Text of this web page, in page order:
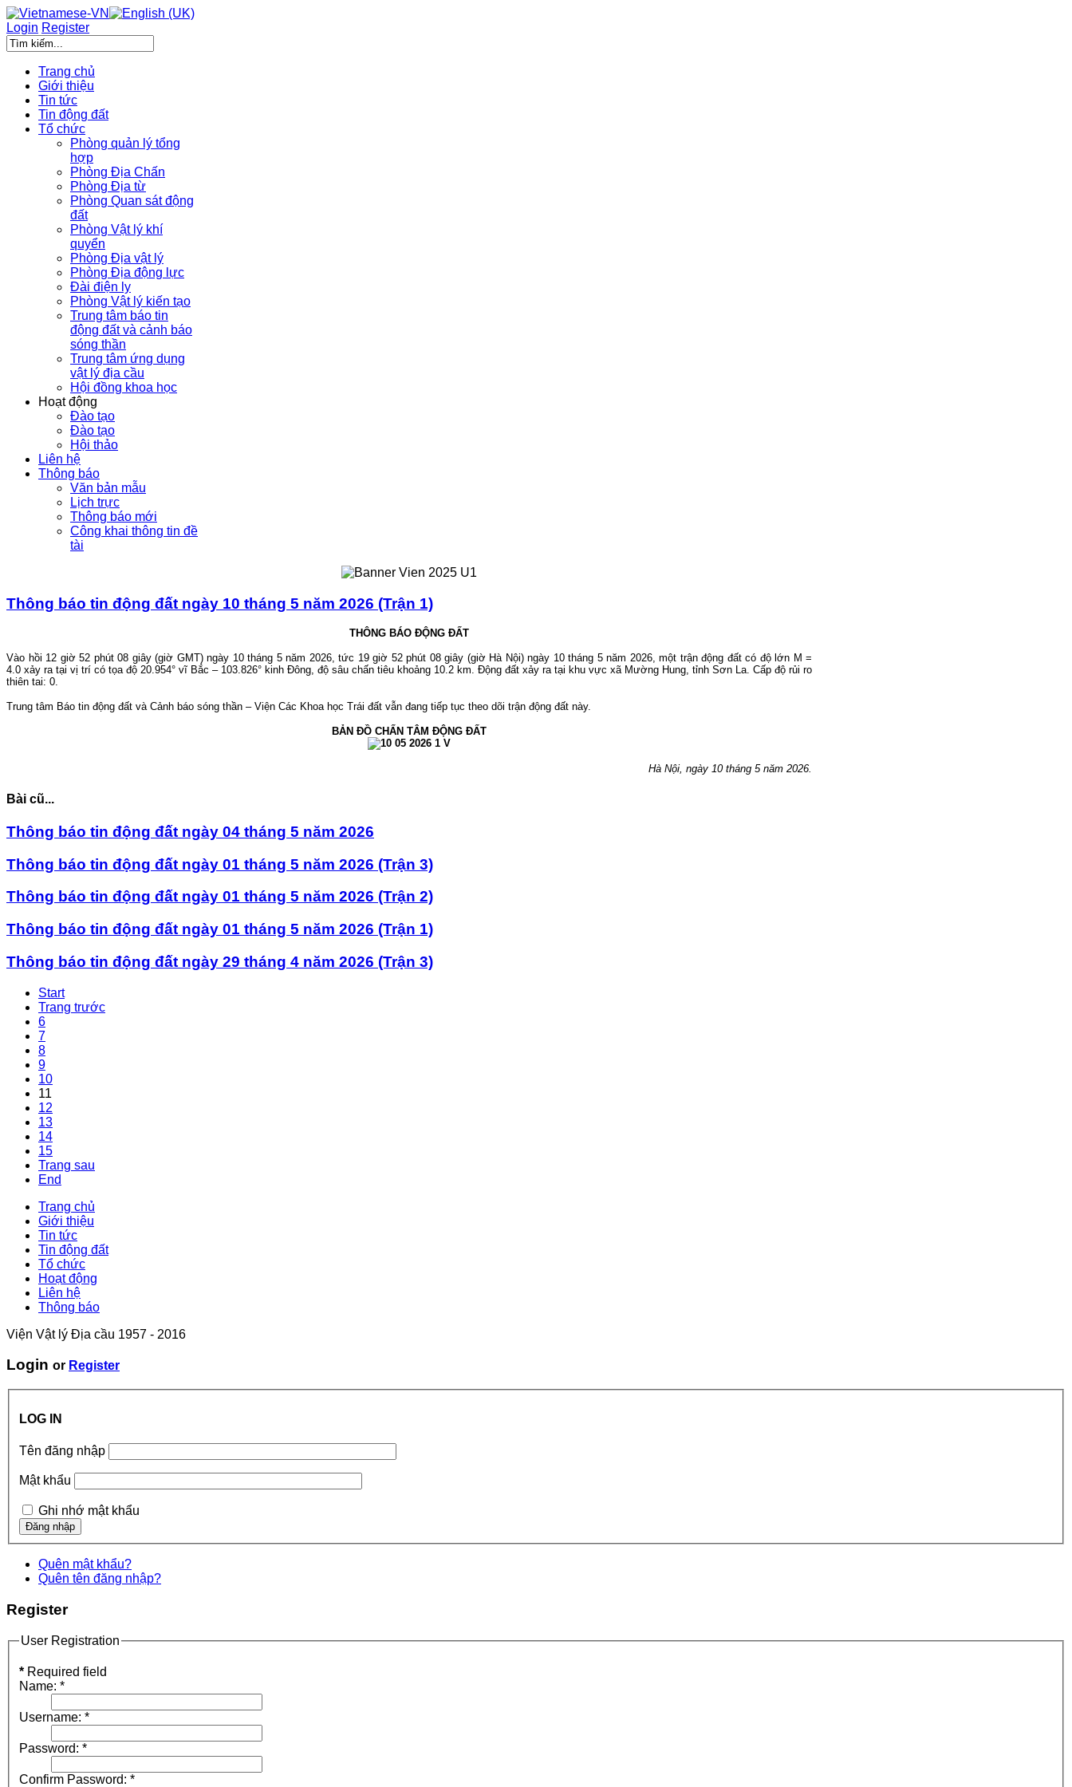
Login Register
Trang chủ
Giới thiệu
Tin tức
Tin động đất
Tổ chức
Phòng quản lý tổng
hợp
Phòng Địa Chấn
Phòng Địa từ
Phòng Quan sát động
đất
Phòng Vật lý khí
quyển
Phòng Địa vật lý
Phòng Địa động lực
Đài điện ly
Phòng Vật lý kiến tạo
Trung tâm báo tin
động đất và cảnh báo
sóng thần
Trung tâm ứng dụng
vật lý địa cầu
Hội đồng khoa học
Hoạt động
Đào tạo
Đào tạo
Hội thảo
Liên hệ
Thông báo
Văn bản mẫu
Lịch trực
Thông báo mới
Công khai thông tin đề
tài
Thông báo tin động đất ngày 10 tháng 5 năm 2026 (Trận 1)
THÔNG BÁO ĐỘNG ĐẤT
Vào hồi 12 giờ 52 phút 08 giây (giờ GMT) ngày 10 tháng 5 năm 2026, tức 19 giờ 52 phút 08 giây (giờ Hà Nội) ngày 10 tháng 5 năm 2026, một trận động đất có độ lớn M =
4.0 xảy ra tại vị trí có tọa độ 20.954° vĩ Bắc – 103.826° kinh Đông, độ sâu chấn tiêu khoảng 10.2 km. Động đất xảy ra tại khu vực xã Mường Hung, tỉnh Sơn La. Cấp độ rủi ro
thiên tai: 0.
Trung tâm Báo tin động đất và Cảnh báo sóng thần – Viện Các Khoa học Trái đất vẫn đang tiếp tục theo dõi trận động đất này.
BẢN ĐỒ CHẤN TÂM ĐỘNG ĐẤT
Hà Nội, ngày 10 tháng 5 năm 2026.
Bài cũ...
Thông báo tin động đất ngày 04 tháng 5 năm 2026
Thông báo tin động đất ngày 01 tháng 5 năm 2026 (Trận 3)
Thông báo tin động đất ngày 01 tháng 5 năm 2026 (Trận 2)
Thông báo tin động đất ngày 01 tháng 5 năm 2026 (Trận 1)
Thông báo tin động đất ngày 29 tháng 4 năm 2026 (Trận 3)
Start
Trang trước
6
7
8
9
10
11
12
13
14
15
Trang sau
End
Trang chủ
Giới thiệu
Tin tức
Tin động đất
Tổ chức
Hoạt động
Liên hệ
Thông báo
Viện Vật lý Địa cầu 1957 - 2016
Login or Register
LOG IN
Tên đăng nhập
Mật khẩu
Ghi nhớ mật khẩu
Quên mật khẩu?
Quên tên đăng nhập?
Register
User Registration
* Required field
Name: *
Username: *
Password: *
Confirm Password: *